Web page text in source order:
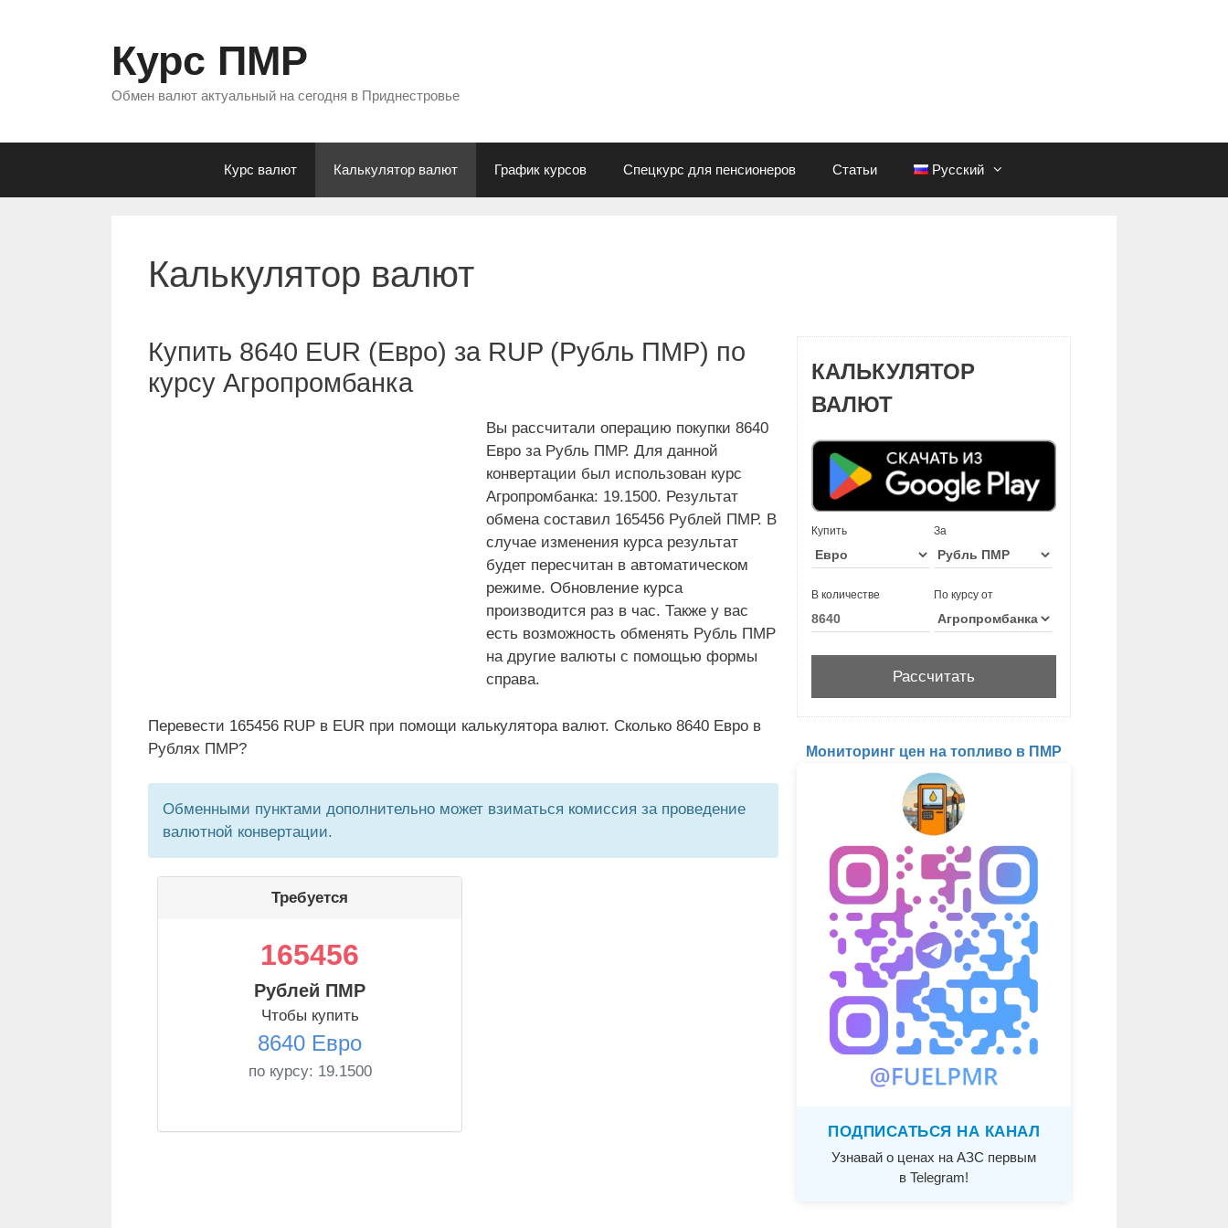
Курс ПМР
Обмен валют актуальный на сегодня в Приднестровье
Курс валют Калькулятор валют График курсов Спецкурс для пенсионеров Статьи Русский
Калькулятор валют
Купить 8640 EUR (Евро) за RUP (Рубль ПМР) по
курсу Агропромбанка
Вы рассчитали операцию покупки 8640
Евро за Рубль ПМР. Для данной
конвертации был использован курс
Агропромбанка: 19.1500. Результат
обмена составил 165456 Рублей ПМР. В
случае изменения курса результат
будет пересчитан в автоматическом
режиме. Обновление курса
производится раз в час. Также у вас
есть возможность обменять Рубль ПМР
на другие валюты с помощью формы
справа.
Перевести 165456 RUP в EUR при помощи калькулятора валют. Сколько 8640 Евро в
Рублях ПМР?
Обменными пунктами дополнительно может взиматься комиссия за проведение
валютной конвертации.
Требуется
165456
Рублей ПМР
Чтобы купить
8640 Евро
по курсу: 19.1500
КАЛЬКУЛЯТОР
ВАЛЮТ
Купить За
В количестве По курсу от
Мониторинг цен на топливо в ПМР
ПОДПИСАТЬСЯ НА КАНАЛ
Узнавай о ценах на АЗС первым
в Telegram!